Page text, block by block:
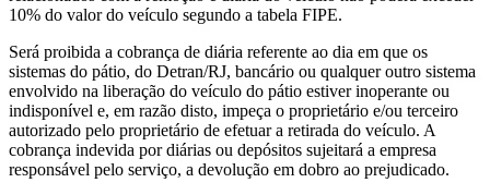
10% do valor do veículo segundo a tabela FIPE.
Será proibida a cobrança de diária referente ao dia em que os
sistemas do pátio, do Detran/RJ, bancário ou qualquer outro sistema
envolvido na liberação do veículo do pátio estiver inoperante ou
indisponível e, em razão disto, impeça o proprietário e/ou terceiro
autorizado pelo proprietário de efetuar a retirada do veículo. A
cobrança indevida por diárias ou depósitos sujeitará a empresa
responsável pelo serviço, a devolução em dobro ao prejudicado.